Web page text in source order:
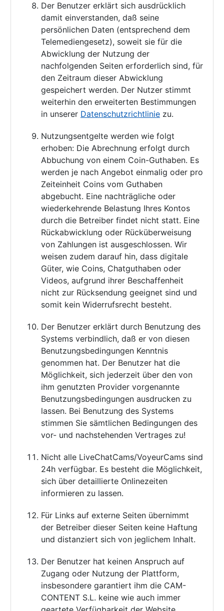
Der Benutzer erklärt sich ausdrücklich
damit einverstanden, daß seine
persönlichen Daten (entsprechend dem
Telemediengesetz), soweit sie für die
Abwicklung der Nutzung der
nachfolgenden Seiten erforderlich sind, für
den Zeitraum dieser Abwicklung
gespeichert werden. Der Nutzer stimmt
weiterhin den erweiterten Bestimmungen
in unserer Datenschutzrichtlinie zu.
Nutzungsentgelte werden wie folgt
erhoben: Die Abrechnung erfolgt durch
Abbuchung von einem Coin-Guthaben. Es
werden je nach Angebot einmalig oder pro
Zeiteinheit Coins vom Guthaben
abgebucht. Eine nachträgliche oder
wiederkehrende Belastung Ihres Kontos
durch die Betreiber findet nicht statt. Eine
Rückabwicklung oder Rücküberweisung
von Zahlungen ist ausgeschlossen. Wir
weisen zudem darauf hin, dass digitale
Güter, wie Coins, Chatguthaben oder
Videos, aufgrund ihrer Beschaffenheit
nicht zur Rücksendung geeignet sind und
somit kein Widerrufsrecht besteht.
Der Benutzer erklärt durch Benutzung des
Systems verbindlich, daß er von diesen
Benutzungsbedingungen Kenntnis
genommen hat. Der Benutzer hat die
Möglichkeit, sich jederzeit über den von
ihm genutzten Provider vorgenannte
Benutzungsbedingungen ausdrucken zu
lassen. Bei Benutzung des Systems
stimmen Sie sämtlichen Bedingungen des
vor- und nachstehenden Vertrages zu!
Nicht alle LiveChatCams/VoyeurCams sind
24h verfügbar. Es besteht die Möglichkeit,
sich über detaillierte Onlinezeiten
informieren zu lassen.
Für Links auf externe Seiten übernimmt
der Betreiber dieser Seiten keine Haftung
und distanziert sich von jeglichem Inhalt.
Der Benutzer hat keinen Anspruch auf
Zugang oder Nutzung der Plattform,
insbesondere garantiert ihm die CAM-
CONTENT S.L. keine wie auch immer